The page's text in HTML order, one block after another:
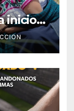
inicio
de